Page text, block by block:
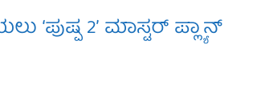
‘ಪುಷ್ಪ 2’ ಮಾಸ್ಟರ್ ಪ್ಲ್ಯಾನ್